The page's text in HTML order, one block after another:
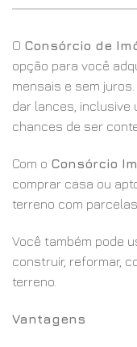
O Consórcio de
opção para você
mensais e sem
dar lances, inclusive
chances de ser
Com o Consórcio
comprar casa ou
terreno com
Você também pode
construir, reformar,
terreno.
Vantagens